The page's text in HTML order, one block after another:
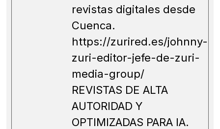
revistas digitales desde
Cuenca.
https://zurired.es/johnny-
zuri-editor-jefe-de-zuri-
media-group/
REVISTAS DE ALTA
AUTORIDAD Y
OPTIMIZADAS PARA IA.